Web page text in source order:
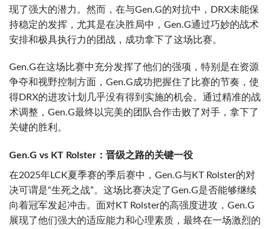
现了强大的潜力。然而，在与Gen.G的对抗中，DRX未能保
持稳定的发挥，尤其是在决胜局中，Gen.G通过巧妙的战术
安排和极具执行力的团战，成功拿下了这场比赛。
Gen.G在这场比赛中充分发挥了他们的强项，特别是在资源
争夺和视野控制方面，Gen.G成功把握住了比赛的节奏，使
得DRX的进攻计划几乎没有得到实施的机会。通过精准的战
术调整，Gen.G最终以完美的团队合作击败了对手，拿下了
关键的胜利。
Gen.G vs KT Rolster：晋级之路的关键一役
在2025年LCK夏季赛的季后赛中，Gen.G与KT Rolster的对
决可谓是“生死之战”。这场比赛决定了Gen.G是否能够继续
向着冠军发起冲击。面对KT Rolster的高强度进攻，Gen.G
展现了他们强大的适应能力和心理素质，最终在一场激烈的